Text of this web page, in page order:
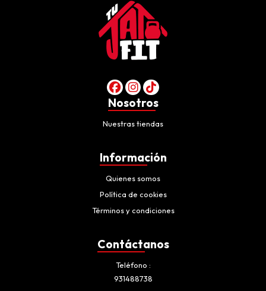
Nosotros
Nuestras tiendas
Información
Quienes somos
Política de cookies
Términos y condiciones
Contáctanos
Teléfono
931488738